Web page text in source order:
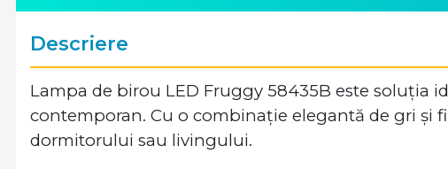
Descriere
Lampa de birou LED Fruggy 58435B este soluția
contemporan. Cu o combinație elegantă de gri și
dormitorului sau livingului.